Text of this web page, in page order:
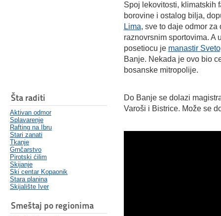
Šta raditi
Aktivan odmor
Splavarenje
Rafting na Ibru
Stari zanati
Tkanje
Grnčarstvo
Pirotski ćilim
Skijanje
Ski centar Kopaonik
Stara planina
Skijalište Iver
Smeštaj po regionima
Spoj lekovitosti, klimatskih
borovine i ostalog bilja,
Lima, sve to daje odmor
raznovrsnim sportovima. A
posetiocu je manastir
Banje. Nekada je ovo bio
bosanske mitropolije.
Do Banje se dolazi
Varoši i Bistrice. Može se